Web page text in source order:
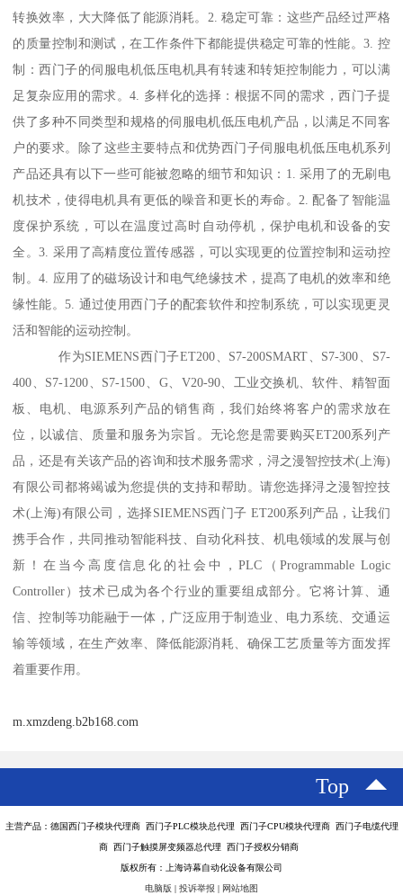
转换效率，大大降低了能源消耗。2. 稳定可靠：这些产品经过严格
的质量控制和测试，在工作条件下都能提供稳定可靠的性能。3. 控
制：西门子的伺服电机低压电机具有转速和转矩控制能力，可以满
足复杂应用的需求。4. 多样化的选择：根据不同的需求，西门子提
供了多种不同类型和规格的伺服电机低压电机产品，以满足不同客
户的要求。除了这些主要特点和优势西门子伺服电机低压电机系列
产品还具有以下一些可能被忽略的细节和知识：1. 采用了的无刷电
机技术，使得电机具有更低的噪音和更长的寿命。2. 配备了智能温
度保护系统，可以在温度过高时自动停机，保护电机和设备的安
全。3. 采用了高精度位置传感器，可以实现更的位置控制和运动控
制。4. 应用了的磁场设计和电气绝缘技术，提髙了电机的效率和绝
缘性能。5. 通过使用西门子的配套软件和控制系统，可以实现更灵
活和智能的运动控制。
作为SIEMENS西门子ET200、S7-200SMART、S7-300、S7-
400、S7-1200、S7-1500、G、V20-90、工业交换机、软件、精智面
板、电机、电源系列产品的销售商，我们始终将客户的需求放在
位，以诚信、质量和服务为宗旨。无论您是需要购买ET200系列产
品，还是有关该产品的咨询和技术服务需求，浔之漫智控技术(上海)
有限公司都将竭诚为您提供的支持和帮助。请您选择浔之漫智控技
术(上海)有限公司，选择SIEMENS西门子 ET200系列产品，让我们
携手合作，共同推动智能科技、自动化科技、机电领域的发展与创
新！在当今高度信息化的社会中，PLC（Programmable Logic
Controller）技术已成为各个行业的重要组成部分。它将计算、通
信、控制等功能融于一体，广泛应用于制造业、电力系统、交通运
输等领域，在生产效率、降低能源消耗、确保工艺质量等方面发挥
着重要作用。
m.xmzdeng.b2b168.com
Top
主营产品：德国西门子模块代理商 西门子PLC模块总代理 西门子CPU模块代理商 西门子电缆代理
商 西门子触摸屏变频器总代理 西门子授权分销商
版权所有：上海诗幕自动化设备有限公司
电脑版 | 投诉举报 | 网站地图